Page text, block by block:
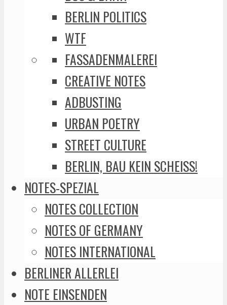
BERLIN POLITICS
WTF
FASSADENMALEREI
CREATIVE NOTES
ADBUSTING
URBAN POETRY
STREET CULTURE
BERLIN, BAU KEIN SCHEISS!
NOTES-SPEZIAL
NOTES COLLECTION
NOTES OF GERMANY
NOTES INTERNATIONAL
BERLINER ALLERLEI
NOTE EINSENDEN